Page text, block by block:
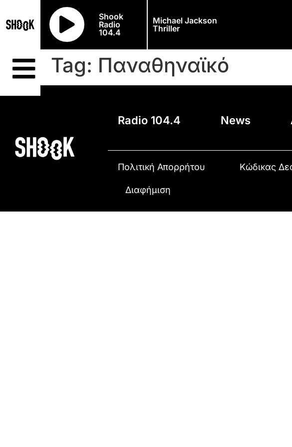
Shook
Radio
104.4
Michael Jackson
Thriller
Tag: Παναθηναϊκό
Radio 104.4 News
Πολιτική Απορρήτου Κώδικας
Διαφήμιση